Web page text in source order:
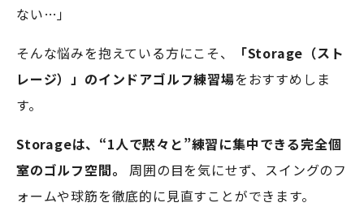
ない…」
そんな悩みを抱えている方にこそ、
「Storage（スト
レージ）」のインドアゴルフ練習場をおすすめしま
す。
Storageは、“1人で黙々と”練習に集中できる完全個
室のゴルフ空間。
周囲の目を気にせず、スイングのフ
ォームや球筋を徹底的に見直すことができます。